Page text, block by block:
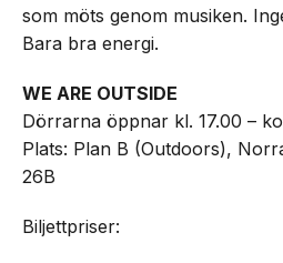
som möts genom musiken.
Bara bra energi.
WE ARE OUTSIDE
Dörrarna öppnar kl. 17.00 –
Plats: Plan B (Outdoors),
26B
Biljettpriser: